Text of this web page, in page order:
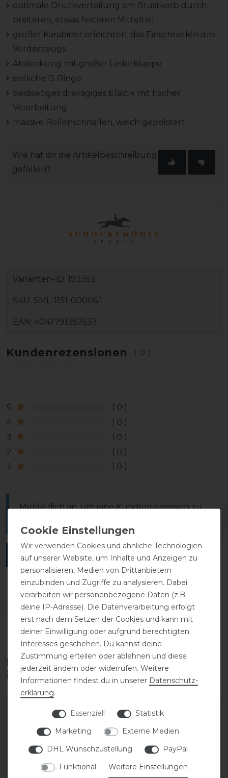
optimale Druckverteilung am Brustkorb durch
breiteren, etwas festeren Mittelteil
großer Karabiner erleichtert das Einschnallen des
Vorderzeugs
Abdeckung mit großer Lederklappe
seitliche D-Ringe
beidseitiges dreilagiges Elastik mit flacher
Verarbeitung
massive Rollenschnallen, weich gepolstert
Wie hat dir die Artikelbeschreibung
gefallen?
Varianten-ID: 193353
SKU: SML-1151-00006.1
EAN: 4047791357537
Kundenrezensionen (0)
5
0
4
0
3
0
2
0
1
0
Melde dich an, um eine Kundenrezension zu
ANMELDEN
DETAILS ZUR PRODUKTSICHERHEIT
Diese Produkte könnten dich auch
interessieren
Wir verwenden Cookies und ähnliche Technologien
auf unserer Website, um Inhalte und Anzeigen zu
personalisieren, Medien von Drittanbietern
einzubinden und Zugriffe zu analysieren. Dabei
verarbeiten wir personenbezogene Daten (z.B.
deine IP-Adresse). Die Datenverarbeitung erfolgt
erst nach dem Setzen der Cookies und kann mit
deiner Einwilligung oder aufgrund berechtigten
Interesses geschehen. Du kannst deine
Zustimmung erteilen oder ablehnen und diese
jederzeit ändern oder widerrufen. Weitere
Informationen findest du in unserer Daten­schutz­
erklärung.
Essenziell
Statistik
Marketing
Externe Medien
DHL Wunschzustellung
PayPal
Funktional
Weitere Einstellungen